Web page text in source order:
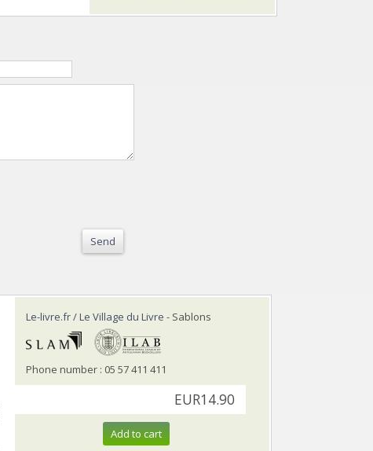
Send
Le-livre.fr / Le Village du Livre - Sablons
Phone number : 05 57 411 411
EUR14.90
Add to cart